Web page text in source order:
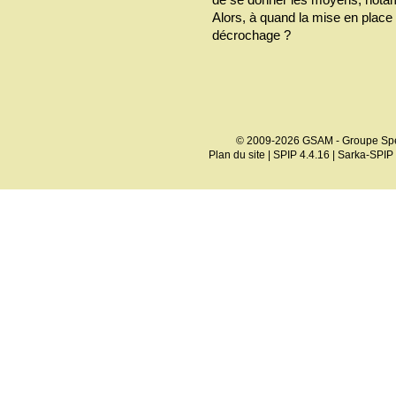
Alors, à quand la mise en
décrochage ?
© 2009-2026 GSAM - Groupe
Plan du site
SPIP 4.4.16 Sarka-SPIP